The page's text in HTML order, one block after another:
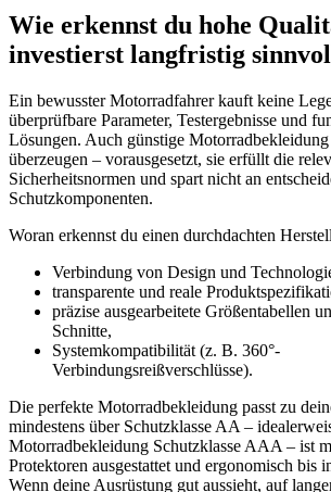
Wie erkennst du hohe
investierst langfristig
Ein bewusster Motorradfahrer kauft keine
überprüfbare Parameter, Testergebnisse und
Lösungen. Auch günstige
überzeugen – vorausgesetzt, sie erfüllt die
Sicherheitsnormen und spart nicht an
Schutzkomponenten.
Woran erkennst du einen durchdachten
Verbindung von Design und
transparente und reale
präzise ausgearbeitete Größentabellen
Schnitte,
Systemkompatibilität (z. B. 360°-
Verbindungsreißverschlüsse).
Die perfekte Motorradbekleidung passt zu
mindestens über Schutzklasse AA –
Motorradbekleidung Schutzklasse AAA – ist
Protektoren ausgestattet und ergonomisch bis
Wenn deine Ausrüstung gut aussieht, auf